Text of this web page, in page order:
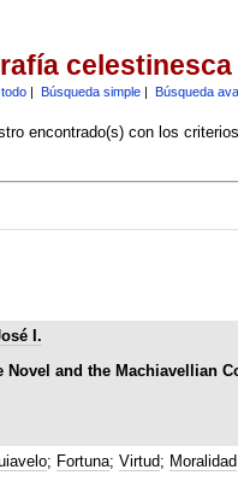
celestinesca
| Búsqueda simple| Búsqueda
encontrado(s) con los
I.
Novel and the Machiavellian
; Fortuna; Virtud; Moralidad